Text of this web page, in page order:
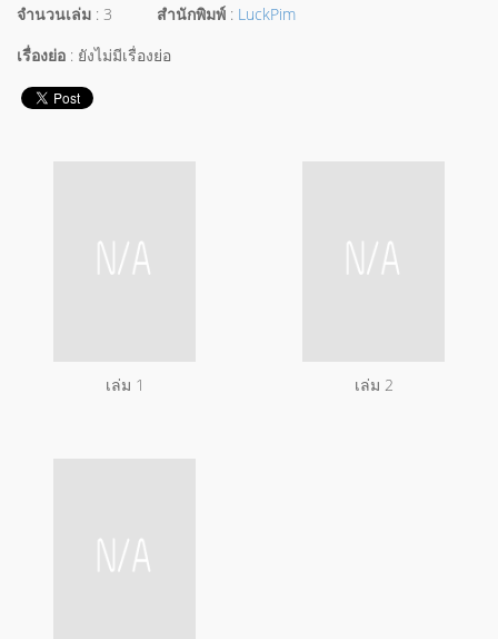
จำนวนเล่ม : 3 สำนักพิมพ์ : LuckPim
เรื่องย่อ : ยังไม่มีเรื่องย่อ
เล่ม 1 เล่ม 2